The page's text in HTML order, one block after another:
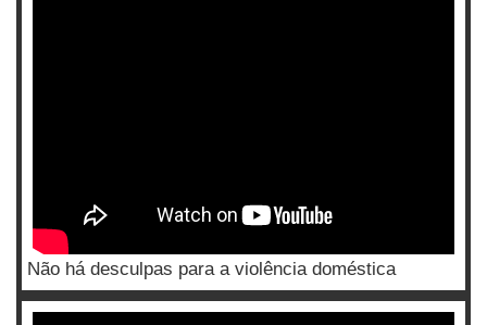
Não há desculpas para a violência doméstica